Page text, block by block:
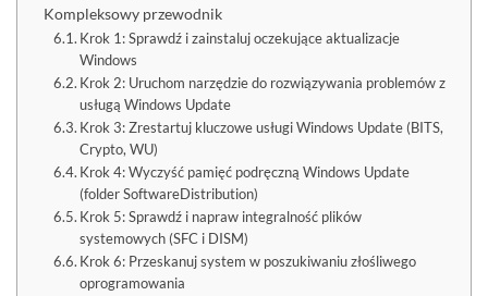
Kompleksowy przewodnik
Krok 1: Sprawdź i zainstaluj oczekujące aktualizacje
Windows
Krok 2: Uruchom narzędzie do rozwiązywania problemów z
usługą Windows Update
Krok 3: Zrestartuj kluczowe usługi Windows Update (BITS,
Crypto, WU)
Krok 4: Wyczyść pamięć podręczną Windows Update
(folder SoftwareDistribution)
Krok 5: Sprawdź i napraw integralność plików
systemowych (SFC i DISM)
Krok 6: Przeskanuj system w poszukiwaniu złośliwego
oprogramowania